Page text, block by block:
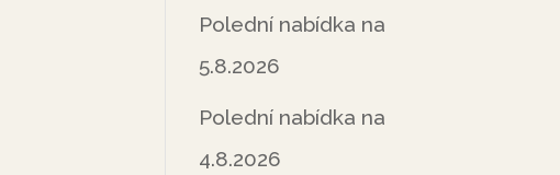
Polední nabídka na
5.8.2026
Polední nabídka na
4.8.2026